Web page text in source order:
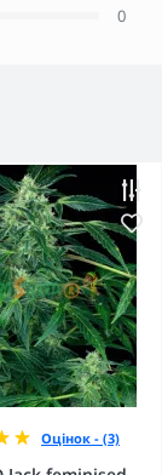
0
Оцінок - (3)